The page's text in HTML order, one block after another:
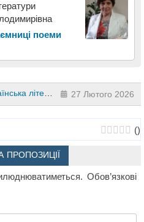
поеми
література 8 клас
27 Лютого 2026
()
ПРОПОЗИЦІЇ
Обов’язкові